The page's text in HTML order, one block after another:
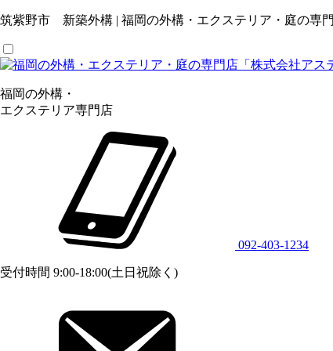
筑紫野市 新築外構 | 福岡の外構・エクステリア・庭の専
福岡の外構・
エクステリア専門店
092-403-1234
受付時間 9:00-18:00(土日祝除く)